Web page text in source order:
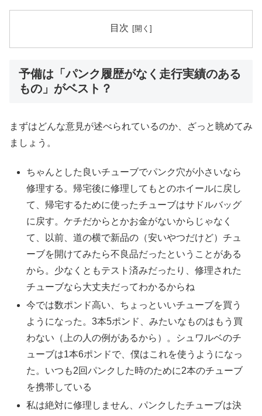
目次
予備は「パンク履歴がなく走行実績のある
もの」がベスト？
まずはどんな意見が述べられているのか、ざっと眺めてみ
ましょう。
ちゃんとした良いチューブでパンク穴が小さいなら
修理する。帰宅後に修理してもとのホイールに戻し
て、帰宅するために使ったチューブはサドルバッグ
に戻す。ケチだからとかお金がないからじゃなく
て、以前、道の横で新品の（安いやつだけど）チュ
ーブを開けてみたら不良品だったということがある
から。少なくともテスト済みだったり、修理された
チューブなら大丈夫だってわかるからね
今では数ポンド高い、ちょっといいチューブを買う
ようになった。3本5ポンド、みたいなものはもう買
わない（上の人の例があるから）。シュワルベのチ
ューブは1本6ポンドで、僕はこれを使うようになっ
た。いつも2回パンクした時のために2本のチューブ
を携帯している
私は絶対に修理しません、パンクしたチューブは決